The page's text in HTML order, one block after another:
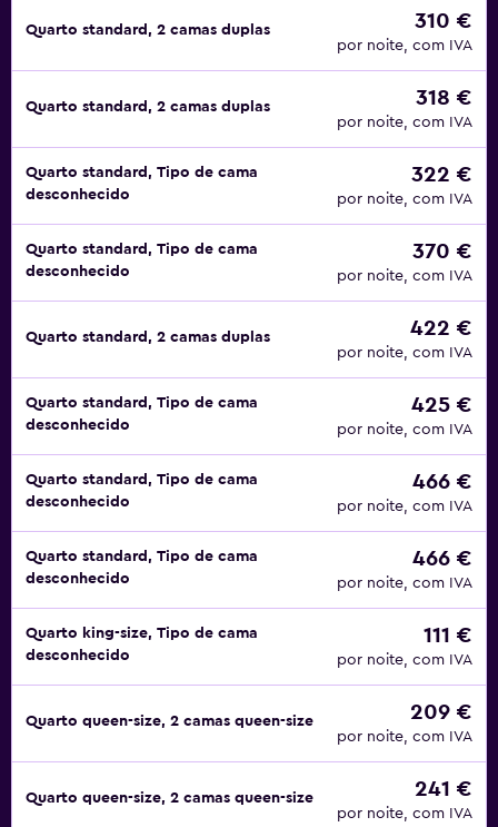
Quarto standard, 2 camas duplas 310 €
por noite, com IVA
Quarto standard, 2 camas duplas 318 €
por noite, com IVA
Quarto standard, Tipo de cama
desconhecido
322 €
por noite, com IVA
Quarto standard, Tipo de cama
desconhecido
370 €
por noite, com IVA
Quarto standard, 2 camas duplas 422 €
por noite, com IVA
Quarto standard, Tipo de cama
desconhecido
425 €
por noite, com IVA
Quarto standard, Tipo de cama
desconhecido
466 €
por noite, com IVA
Quarto standard, Tipo de cama
desconhecido
466 €
por noite, com IVA
Quarto king-size, Tipo de cama
desconhecido
111 €
por noite, com IVA
Quarto queen-size, 2 camas queen-size 209 €
por noite, com IVA
Quarto queen-size, 2 camas queen-size 241 €
por noite, com IVA